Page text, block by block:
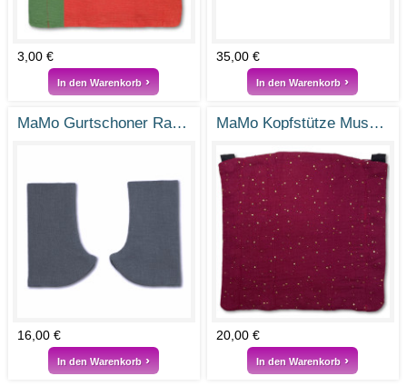
3,00 €
In den Warenkorb
35,00 €
In den Warenkorb
MaMo Gurtschoner Ramie Steingrau
16,00 €
In den Warenkorb
MaMo Kopfstütze Musselin Weinrot Gold Punkte
20,00 €
In den Warenkorb